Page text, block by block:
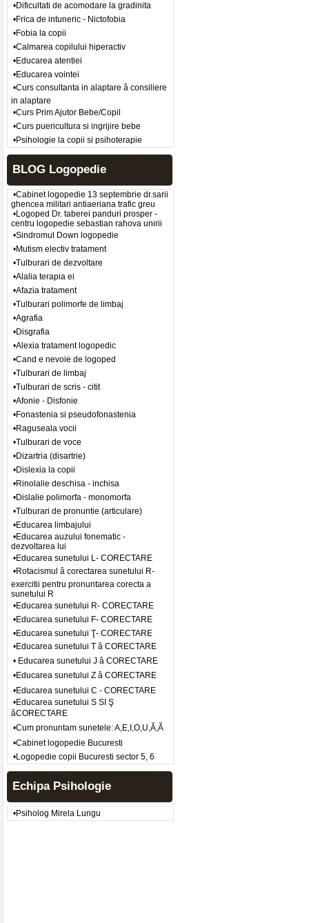
•Dificultati de acomodare la gradinita
•Frica de intuneric - Nictofobia
•Fobia la copii
•Calmarea copilului hiperactiv
•Educarea atentiei
•Educarea vointei
•Curs consultanta in alaptare â consiliere
in alaptare
•Curs Prim Ajutor Bebe/Copil
•Curs puericultura si ingrijire bebe
•Psihologie la copii si psihoterapie
BLOG Logopedie
•Cabinet logopedie 13 septembrie dr.sarii
ghencea militari antiaeriana trafic greu
•Logoped Dr. taberei panduri prosper -
centru logopedie sebastian rahova unirii
•Sindromul Down logopedie
•Mutism electiv tratament
•Tulburari de dezvoltare
•Alalia terapia ei
•Afazia tratament
•Tulburari polimorfe de limbaj
•Agrafia
•Disgrafia
•Alexia tratament logopedic
•Cand e nevoie de logoped
•Tulburari de limbaj
•Tulburari de scris - citit
•Afonie - Disfonie
•Fonastenia si pseudofonastenia
•Raguseala vocii
•Tulburari de voce
•Dizartria (disartrie)
•Dislexia la copii
•Rinolalie deschisa - inchisa
•Dislalie polimorfa - monomorfa
•Tulburari de pronuntie (articulare)
•Educarea limbajului
•Educarea auzului fonematic -
dezvoltarea lui
•Educarea sunetului L- CORECTARE
•Rotacismul â corectarea sunetului R-
exercitii pentru pronuntarea corecta a
sunetului R
•Educarea sunetului R- CORECTARE
•Educarea sunetului F- CORECTARE
•Educarea sunetului Ţ- CORECTARE
•Educarea sunetului T â CORECTARE
• Educarea sunetului J â CORECTARE
•Educarea sunetului Z â CORECTARE
•Educarea sunetului C - CORECTARE
•Educarea sunetului S SI Ş
âCORECTARE
•Cum pronuntam sunetele: A,E,I,O,U,Ă,Ă
•Cabinet logopedie Bucuresti
•Logopedie copii Bucuresti sector 5, 6
Echipa Psihologie
•Psiholog Mirela Lungu